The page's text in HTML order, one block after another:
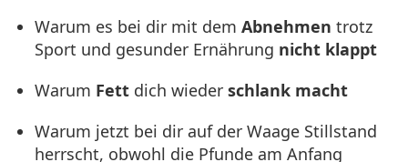
Warum es bei dir mit dem Abnehmen trotz
Sport und gesunder Ernährung nicht klappt
Warum Fett dich wieder schlank macht
Warum jetzt bei dir auf der Waage Stillstand
herrscht, obwohl die Pfunde am Anfang